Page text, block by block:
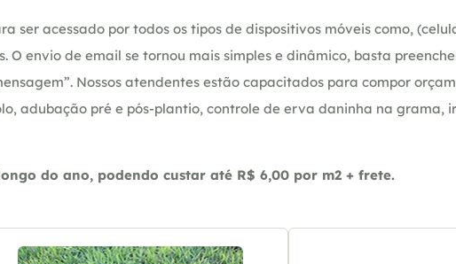
ser acessado por todos os tipos de dispositivos móveis como,
O envio de email se tornou mais simples e dinâmico, basta
Nossos atendentes estão capacitados para compor
adubação pré e pós-plantio, controle de erva daninha na grama,
do ano, podendo custar até R$ 6,00 por m2 + frete.